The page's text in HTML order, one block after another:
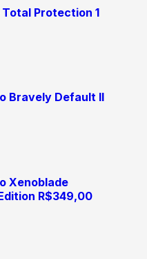
Protection 1
Bravely Default II
Xenoblade
R$349,00